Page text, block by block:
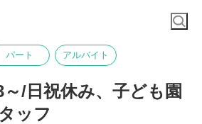
パート アルバイト
/日祝休み、子ども園
ッフ